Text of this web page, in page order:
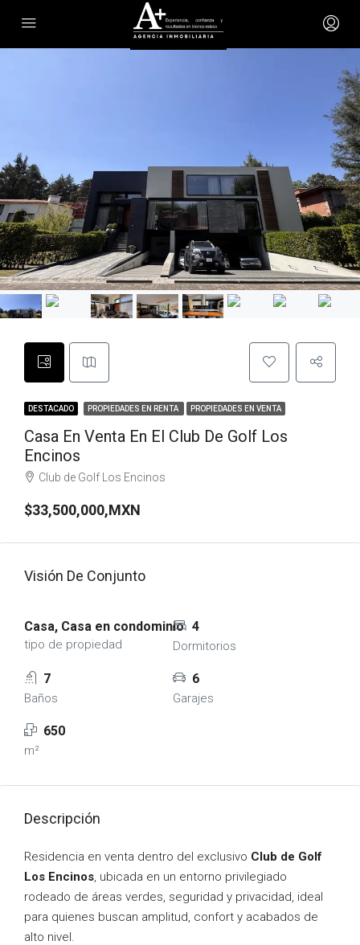
DESTACADO PROPIEDADES EN RENTA PROPIEDADES EN VENTA
Casa En Venta En El Club De Golf Los
Encinos
Club de Golf Los Encinos
$33,500,000,MXN
Visión De Conjunto
Casa, Casa en condominio
tipo de propiedad
4
Dormitorios
7
Baños
6
Garajes
650
m²
Descripción
Residencia en venta dentro del exclusivo Club de Golf
Los Encinos, ubicada en un entorno privilegiado
rodeado de áreas verdes, seguridad y privacidad, ideal
para quienes buscan amplitud, confort y acabados de
alto nivel.